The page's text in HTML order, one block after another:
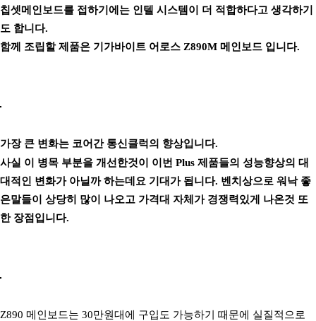
칩셋메인보드를 접하기에는 인텔 시스템이 더 적합하다고 생각하기
도 합니다.
함께 조립할 제품은 기가바이트 어로스 Z890M 메인보드 입니다.
가장 큰 변화는 코어간 통신클럭의 향상입니다.
사실 이 병목 부분을 개선한것이 이번 Plus 제품들의 성능향상의 대
대적인 변화가 아닐까 하는데요 기대가 됩니다. 벤치상으로 워낙 좋
은말들이 상당히 많이 나오고 가격대 자체가 경쟁력있게 나온것 또
한 장점입니다.
Z890 메인보드는 30만원대에 구입도 가능하기 때문에 실질적으로